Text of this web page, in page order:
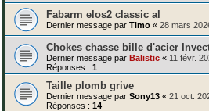
Fabarm elos2 classic al
Dernier message par Timo « 28 mars
Chokes chasse bille d'acier
Dernier message par Balistic « 11 févr.
Réponses : 1
Taille plomb grive
Dernier message par Sony13 « 21 oct.
Réponses : 14